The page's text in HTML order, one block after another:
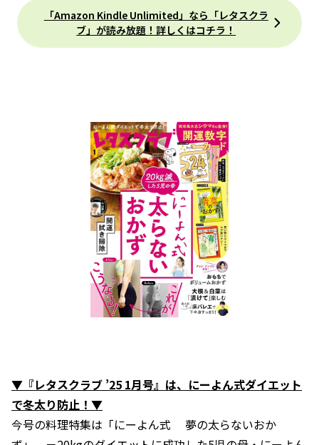
「Amazon Kindle Unlimited」なら「レタスクラ
ブ」が読み放題！詳しくはコチラ！
▼『レタスクラブ ’25 1月号』は、にーよん式ダイエット
で冬太り防止！▼
今号の料理特集は「にーよん式 夢の太らないおか